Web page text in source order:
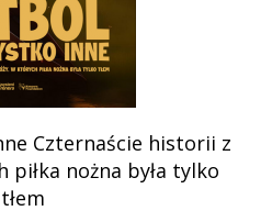
Czternaście historii z
nożna była tylko
tłem